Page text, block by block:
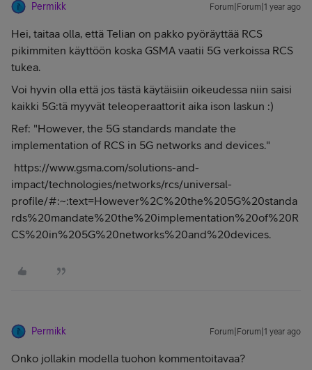
Permikk Forum|Forum|1 year ago
Hei, taitaa olla, että Telian on pakko pyöräyttää RCS
pikimmiten käyttöön koska GSMA vaatii 5G verkoissa RCS
tukea.
Voi hyvin olla että jos tästä käytäisiin oikeudessa niin saisi
kaikki 5G:tä myyvät teleoperaattorit aika ison laskun :)
Ref: "However, the 5G standards mandate the
implementation of RCS in 5G networks and devices."
https://www.gsma.com/solutions-and-
impact/technologies/networks/rcs/universal-
profile/#:~:text=However%2C%20the%205G%20standa
rds%20mandate%20the%20implementation%20of%20R
CS%20in%205G%20networks%20and%20devices.
Permikk Forum|Forum|1 year ago
Onko jollakin modella tuohon kommentoitavaa?